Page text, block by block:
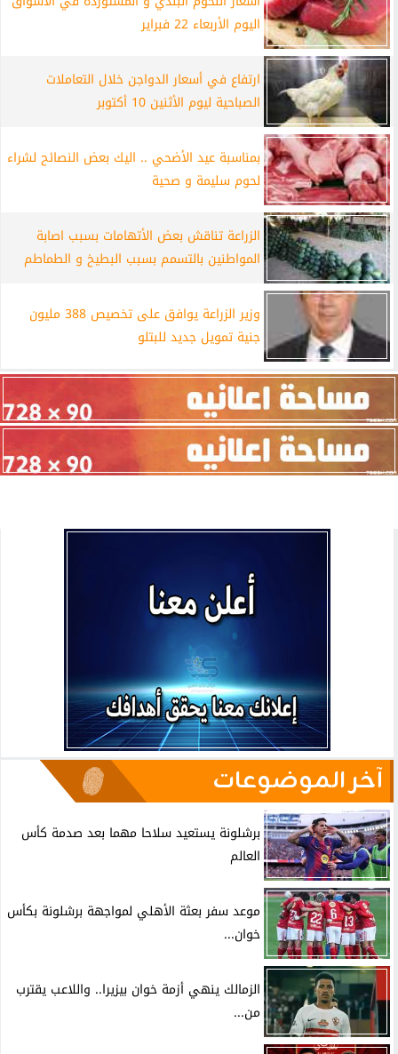
اليوم الأربعاء 22 فبراير
ارتفاع في أسعار الدواجن خلال التعاملات
الصباحية ليوم الأثنين 10 أكتوبر
بمناسبة عيد الأضحي .. اليك بعض النصائح لشراء
لحوم سليمة و صحية
الزراعة تناقش بعض الأتهامات بسبب اصابة
المواطنين بالتسمم بسبب البطيخ و الطماطم
وزير الزراعة يوافق على تخصيص 388 مليون
جنية تمويل جديد للبتلو
آخر الموضوعات
برشلونة يستعيد سلاحا مهما بعد صدمة كأس
العالم
موعد سفر بعثة الأهلي لمواجهة برشلونة بكأس
خوان...
الزمالك ينهي أزمة خوان بيزيرا.. واللاعب يقترب
من...